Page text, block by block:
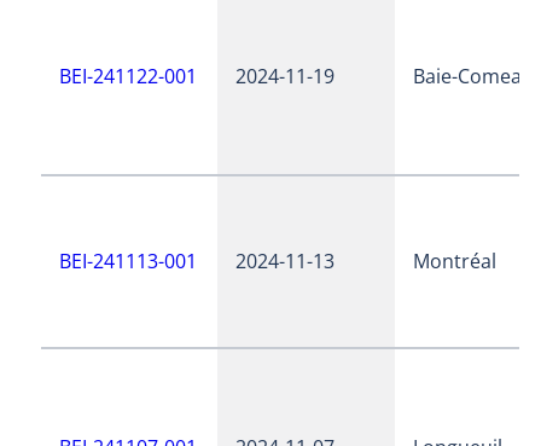
BEI-241122-001 2024-11-19 Baie-Comeau
BEI-241113-001 2024-11-13 Montréal